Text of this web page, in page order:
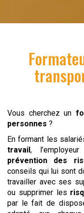
Vous cherchez un
personnes ?
En formant les
travail ,
prévention des
conseils qui lui sont
travailler avec ses
ou supprimer les
par le fait de